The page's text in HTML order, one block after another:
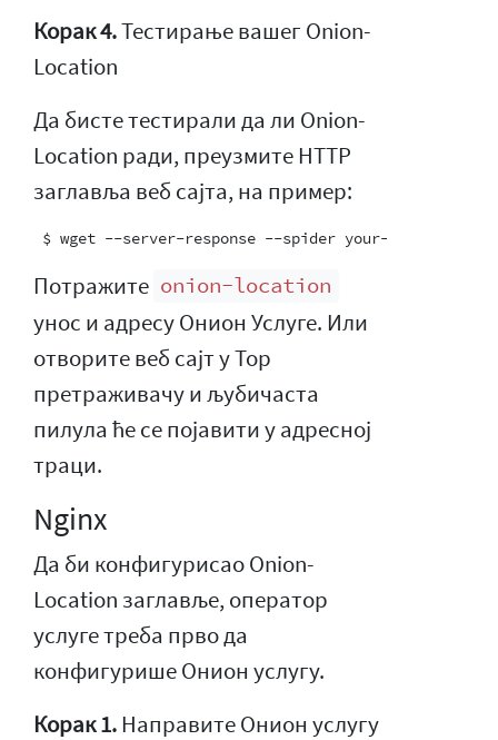
Корак 4.Тестирање вашег Onion-
Location
Да бисте тестирали да ли Onion-
Location ради, преузмите HTTP
заглавља веб сајта, на пример:
Потражите onion-location
унос и адресу Онион Услуге. Или
отворите веб сајт у Тор
претраживачу и љубичаста
пилула ће се појавити у адресној
траци.
Nginx
Да би конфигурисао Onion-
Location заглавље, оператор
услуге треба прво да
конфигурише Онион услугу.
Корак 1.Направите Онион услугу